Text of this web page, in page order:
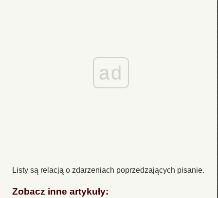
ad
Listy są relacją o zdarzeniach poprzedzających pisanie.
Zobacz inne artykuły: